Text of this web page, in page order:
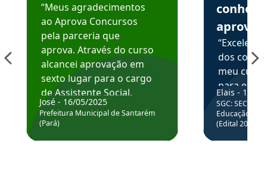
“Meus agradecimentos
ao Aprova Concursos
pela parceria que
aprova. Através do curso
alcancei aprovação em
sexto lugar para o cargo
de Assistente Social.
Hoje estou atuando na
Prefeitura de Santarém.
José - 16/05/2025
Prefeitura Municipal de Santarém
(Pará)
aprova
dos
meu
para
colocar
através
de
Elais - 15/
SGC: SEC BA
Educação
(Edital